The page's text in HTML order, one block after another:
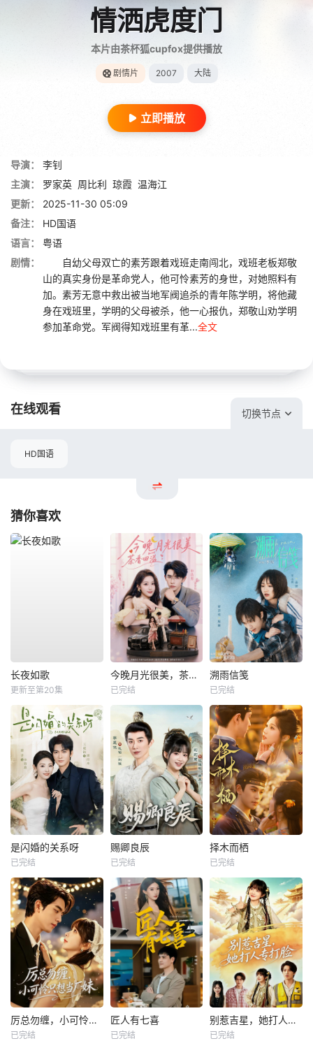
情洒虎度门
本片由茶杯狐cupfox提供播放
剧情片 2007 大陆
立即播放
导演：
李钊
主演：
罗家英 周比利 琼霞 温海江
更新：
2025-11-30 05:09
备注：
HD国语
语言：
粤语
剧情：
自幼父母双亡的素芳跟着戏班走南闯北，戏班老板郑敬
山的真实身份是革命党人，他可怜素芳的身世，对她照料有
加。素芳无意中救出被当地军阀追杀的青年陈学明，将他藏
身在戏班里，学明的父母被杀，他一心报仇，郑敬山劝学明
参加革命党。军阀得知戏班里有革...全文
在线观看 切换节点
HD国语
猜你喜欢
长夜如歌
更新至第20集
今晚月光很美，茶香四溢
已完结
溯雨信笺
已完结
是闪婚的关系呀
已完结
赐卿良辰
已完结
择木而栖
已完结
厉总勿缠，小可怜只想当厂妹
已完结
匠人有七喜
已完结
别惹吉星，她打人专打脸
已完结